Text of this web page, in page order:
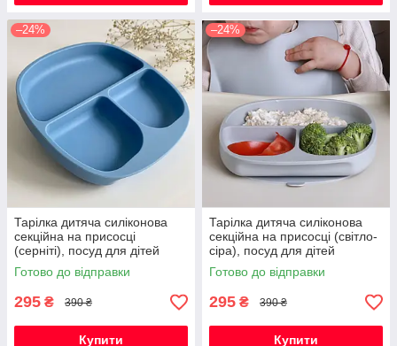
–24%
Тарілка дитяча силіконова
секційна на присосці
(серніті), посуд для дітей
силіконовий
Готово до відправки
295 ₴ 390 ₴
Купити
–24%
Тарілка дитяча силіконова
секційна на присосці (світло-
сіра), посуд для дітей
силіконовий
Готово до відправки
295 ₴ 390 ₴
Купити